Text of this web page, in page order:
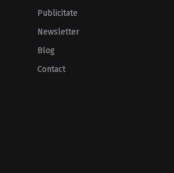
Publicitate
Newsletter
Blog
Contact